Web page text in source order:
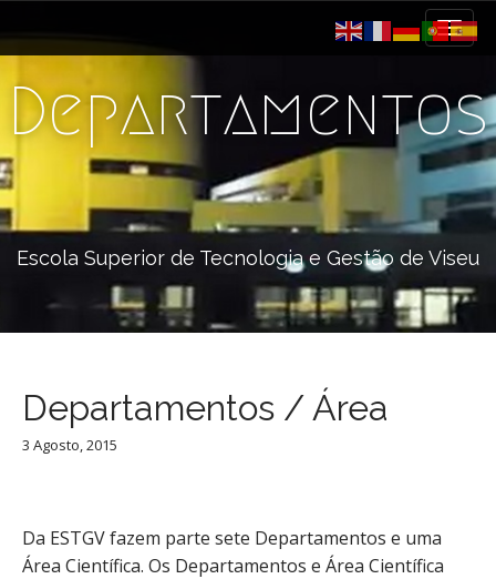
a
m
e
n
u
k
i
c
o
n
t
Departamentos
Escola Superior de Tecnologia e Gestão de Viseu
Departamentos / Área
3 Agosto, 2015
Da ESTGV fazem parte sete Departamentos e uma
Área Científica. Os Departamentos e Área Científica